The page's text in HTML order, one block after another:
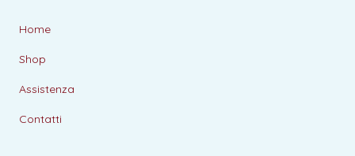
Home
Shop
Assistenza
Contatti